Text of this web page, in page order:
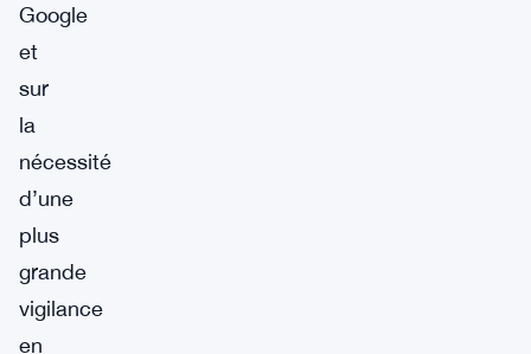
Google
et
sur
la
nécessité
d’une
plus
grande
vigilance
en